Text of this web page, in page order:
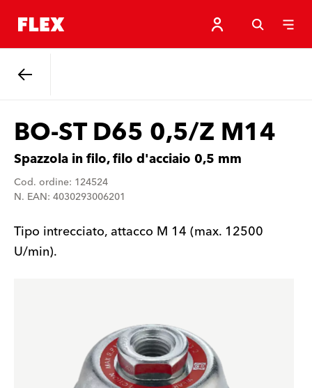
BO-ST D65 0,5/Z M14
Spazzola in filo, filo d'acciaio 0,5 mm
Cod. ordine: 124524
N. EAN: 4030293006201
Tipo intrecciato, attacco M 14 (max. 12500
U/min).